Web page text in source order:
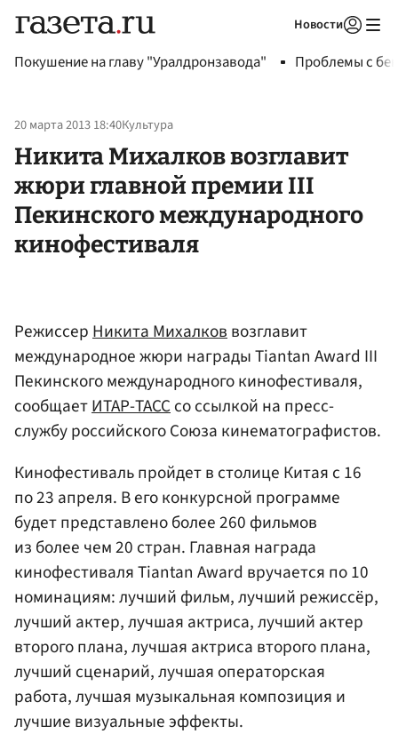
Новости
Покушение на главу "Уралдронзавода" Проблемы с
20 марта 2013 18:40Культура
Никита Михалков возглавит
жюри главной премии III
Пекинского международного
кинофестиваля
РежиссерНикита Михалковвозглавит
международное жюри награды Tiantan Award III
Пекинского международного кинофестиваля,
сообщаетИТАР-ТАССсо ссылкой на пресс-
службу российского Союза кинематографистов.
Кинофестиваль пройдет в столице Китая с 16
по 23 апреля. В его конкурсной программе
будет представлено более 260 фильмов
из более чем 20 стран. Главная награда
кинофестиваля Tiantan Award вручается по 10
номинациям: лучший фильм, лучший режиссёр,
лучший актер, лучшая актриса, лучший актер
второго плана, лучшая актриса второго плана,
лучший сценарий, лучшая операторская
работа, лучшая музыкальная композиция и
лучшие визуальные эффекты.